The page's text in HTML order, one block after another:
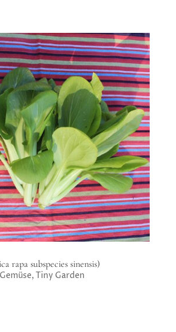
rapa subspecies sinensis)
Gemüse, Tiny Garden